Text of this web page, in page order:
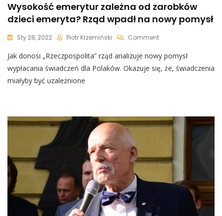
Wysokość emerytur zależna od zarobków
dzieci emeryta? Rząd wpadł na nowy pomysł
Sty 28, 2022 Piotr Krzemiński CommentOn
Emerytur
Zależna
Od
Wpadł
Jak donosi „Rzeczpospolita” rząd analizuje nowy pomysł
wypłacania świadczeń dla Polaków. Okazuje się, że, świadczenia
miałyby być uzależnione